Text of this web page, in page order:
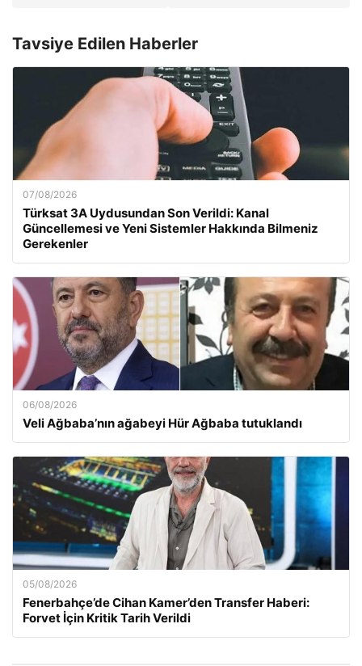
Tavsiye Edilen Haberler
07/08/2026
Türksat 3A Uydusundan Son Verildi: Kanal
Güncellemesi ve Yeni Sistemler Hakkında Bilmeniz
Gerekenler
06/08/2026
Veli Ağbaba’nın ağabeyi Hür Ağbaba tutuklandı
05/08/2026
Fenerbahçe’de Cihan Kamer’den Transfer Haberi:
Forvet İçin Kritik Tarih Verildi